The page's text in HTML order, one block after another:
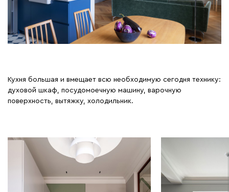
Кухня большая и вмещает всю необходимую сегодня технику:
духовой шкаф, посудомоечную машину, варочную
поверхность, вытяжку, холодильник.